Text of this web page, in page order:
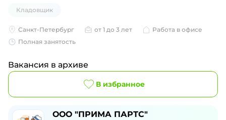
Кладовщик
Санкт-Петербург от 1 до 3 лет
Работа в офисе
Полная занятость
Вакансия в архиве
В избранное
ООО "ПРИМА ПАРТС"